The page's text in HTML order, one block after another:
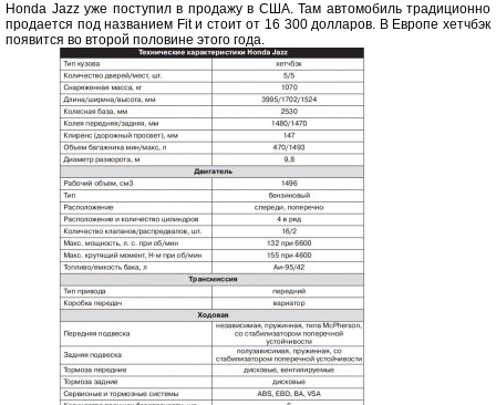
Honda Jazz уже поступил в продажу в США. Там автомобиль традиционно
продается под названием Fit и стоит от 16 300 долларов. В Европе хетчбэк
появится во второй половине этого года.